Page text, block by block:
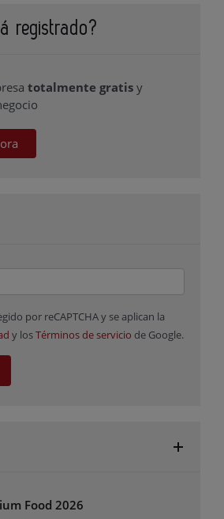
registrado?
totalmente gratis y
por reCAPTCHA y se aplican la
y losTérminos de servicio de Google.
Food 2026